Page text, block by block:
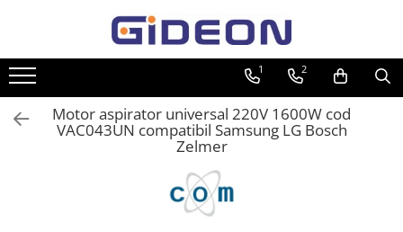
Toate Produsele
Electrocasnice
Electrocasnice mici
1 2
Motor aspirator universal 220V 1600W cod
VAC043UN compatibil Samsung LG Bosch
Zelmer